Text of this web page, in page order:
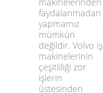
faydalanmadan
yapmamız
mümkün
değildir. Volvo iş
makinelerinin
çeşitliliği zor
işlerin
üstesinden